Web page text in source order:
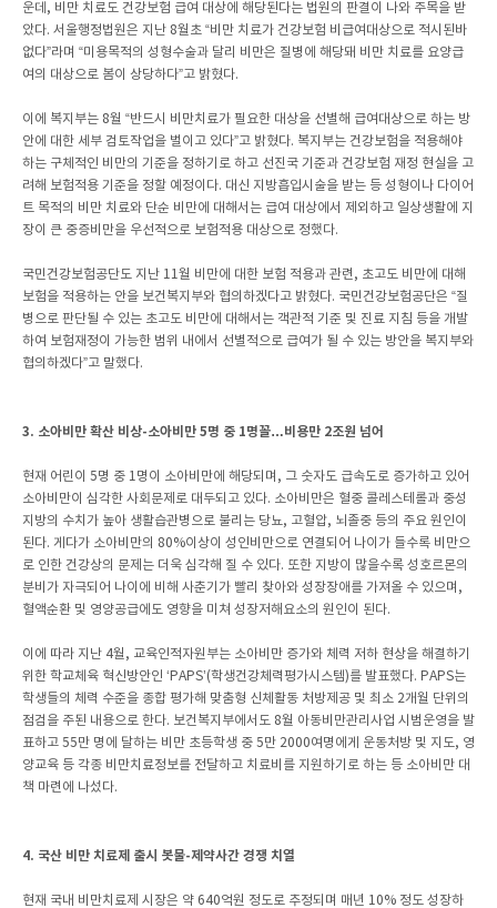
운데, 비만 치료도 건강보험 급여 대상에 해당된다는 법원의 판결이 나와 주목을 받
았다. 서울행정법원은 지난 8월초 “비만 치료가 건강보험 비급여대상으로 적시된바
없다”라며 “미용목적의 성형수술과 달리 비만은 질병에 해당돼 비만 치료를 요양급
여의 대상으로 봄이 상당하다”고 밝혔다.
이에 복지부는 8월 “반드시 비만치료가 필요한 대상을 선별해 급여대상으로 하는 방
안에 대한 세부 검토작업을 벌이고 있다”고 밝혔다. 복지부는 건강보험을 적용해야
하는 구체적인 비만의 기준을 정하기로 하고 선진국 기준과 건강보험 재정 현실을 고
려해 보험적용 기준을 정할 예정이다. 대신 지방흡입시술을 받는 등 성형이나 다이어
트 목적의 비만 치료와 단순 비만에 대해서는 급여 대상에서 제외하고 일상생활에 지
장이 큰 중증비만을 우선적으로 보험적용 대상으로 정했다.
국민건강보험공단도 지난 11월 비만에 대한 보험 적용과 관련, 초고도 비만에 대해
보험을 적용하는 안을 보건복지부와 협의하겠다고 밝혔다. 국민건강보험공단은 “질
병으로 판단될 수 있는 초고도 비만에 대해서는 객관적 기준 및 진료 지침 등을 개발
하여 보험재정이 가능한 범위 내에서 선별적으로 급여가 될 수 있는 방안을 복지부와
협의하겠다”고 말했다.
3. 소아비만 확산 비상-소아비만 5명 중 1명꼴…비용만 2조원 넘어
현재 어린이 5명 중 1명이 소아비만에 해당되며, 그 숫자도 급속도로 증가하고 있어
소아비만이 심각한 사회문제로 대두되고 있다. 소아비만은 혈중 콜레스테롤과 중성
지방의 수치가 높아 생활습관병으로 불리는 당뇨, 고혈압, 뇌졸중 등의 주요 원인이
된다. 게다가 소아비만의 80%이상이 성인비만으로 연결되어 나이가 들수록 비만으
로 인한 건강상의 문제는 더욱 심각해 질 수 있다. 또한 지방이 많을수록 성호르몬의
분비가 자극되어 나이에 비해 사춘기가 빨리 찾아와 성장장애를 가져올 수 있으며,
혈액순환 및 영양공급에도 영향을 미쳐 성장저해요소의 원인이 된다.
이에 따라 지난 4월, 교육인적자원부는 소아비만 증가와 체력 저하 현상을 해결하기
위한 학교체육 혁신방안인 ‘PAPS’(학생건강체력평가시스템)를 발표했다. PAPS는
학생들의 체력 수준을 종합 평가해 맞춤형 신체활동 처방제공 및 최소 2개월 단위의
점검을 주된 내용으로 한다. 보건복지부에서도 8월 아동비만관리사업 시범운영을 발
표하고 55만 명에 달하는 비만 초등학생 중 5만 2000여명에게 운동처방 및 지도, 영
양교육 등 각종 비만치료정보를 전달하고 치료비를 지원하기로 하는 등 소아비만 대
책 마련에 나섰다.
4. 국산 비만 치료제 출시 봇물-제약사간 경쟁 치열
현재 국내 비만치료제 시장은 약 640억원 정도로 추정되며 매년 10% 정도 성장하